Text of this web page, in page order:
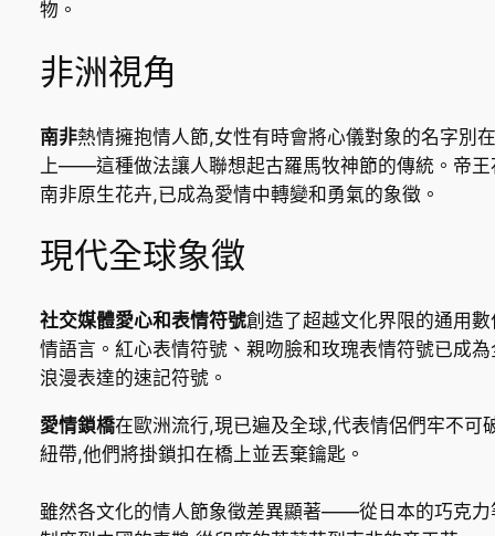
物。
非洲視角
南非熱情擁抱情人節,女性有時會將心儀對象的名字別
上——這種做法讓人聯想起古羅馬牧神節的傳統。帝王
南非原生花卉,已成為愛情中轉變和勇氣的象徵。
現代全球象徵
社交媒體愛心和表情符號創造了超越文化界限的通用數
情語言。紅心表情符號、親吻臉和玫瑰表情符號已成為
浪漫表達的速記符號。
愛情鎖橋在歐洲流行,現已遍及全球,代表情侶們牢不可
紐帶,他們將掛鎖扣在橋上並丟棄鑰匙。
雖然各文化的情人節象徵差異顯著——從日本的巧克力